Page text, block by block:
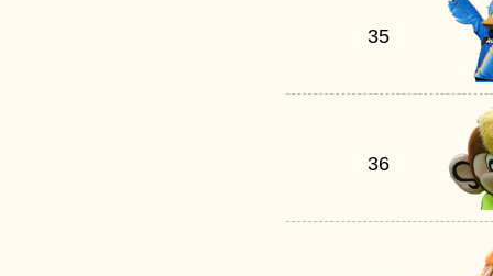
35
36